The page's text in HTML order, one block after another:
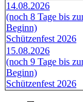
14.08.2026
(noch 8 Tage bis
Beginn)
Schützenfest 2026
15.08.2026
(noch 9 Tage bis
Beginn)
Schützenfest 2026